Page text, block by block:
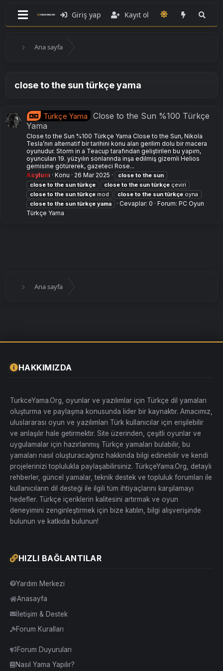
Giriş yap Kayıt ol
Ana sayfa
close to the sun türkçe yama
Türkçe Yama
Close to the Sun %100 Türkçe
Yama
Close to the Sun %100 Türkçe Yama Close to the Sun, Nikola
Tesla’nın alternatif bir tarihini konu alan gerilim dolu bir macera
oyunudur. Storm in a Teacup tarafından geliştirilen bu yapım,
oyuncuları 19. yüzyılın sonlarında inşa edilmiş gizemli Helios
gemisine götürerek, gazeteci Rose...
Asylum
Konu 26 Mar 2025 close to the sun
close to the sun türkçe close to the sun türkçe çeviri
close to the sun türkçe mod close to the sun türkçe oyna
close to the sun türkçe yama Cevaplar: 0 Forum: PC Oyun
Türkçe Yama
Ana sayfa
HAKKIMIZDA
TurkceYama.Org, oyunlar ve yazılımlar için Türkçe dil yamaları
oluşturma ve paylaşma konusunda lider bir kaynaktır. Amacımız,
uluslararası oyun ve yazılımları Türk kullanıcılar için erişilebilir
ve anlaşılır hale getirmektir. Site üzerinden, çeşitli oyunlar ve
uygulamalar için hazırlanmış Türkçe yamaları bulabilir, bu
yamaları nasıl oluşturacağınız hakkında bilgi edinebilir ve kendi
projelerinizi toplulukla paylaşabilirsiniz. TürkçeYama.Org, detaylı
rehberler, güncel yamalar, teknik destek ve topluluk forumları ile
kullanıcıların dil desteği ile ilgili tüm ihtiyaçlarını karşılamayı
hedefler. Türkçe içeriklerin kalitesini artırmak ve oyun
deneyimini zenginleştirmek için bize katılın, bilgi alışverişinde
bulunun ve katkıda bulunun!
HIZLI BAĞLANTILAR
Yardım Merkezi
Anasayfa
İletişim & Destek
Forum Kuralları
Forum Duyuruları
Nasıl Yama Yapılır?